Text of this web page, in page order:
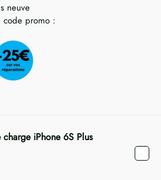
neuve
code promo :
iPhone 6S Plus